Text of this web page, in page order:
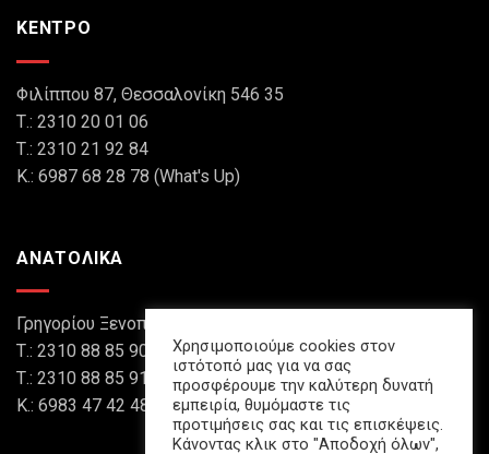
ΚΕΝΤΡΟ
Φιλίππου 87, Θεσσαλονίκη 546 35
Τ.: 2310 20 01 06
Τ.: 2310 21 92 84
Κ.: 6987 68 28 78 (What's Up)
ΑΝΑΤΟΛΙΚΑ
Γρηγορίου Ξενοπούλου 8, Θεσσαλονίκη 546 45
Τ.: 2310 88 85 90
Τ.: 2310 88 85 91
Κ.: 6983 47 42 48 (What's Up)
Χρησιμοποιούμε cookies στον
ιστότοπό μας για να σας
προσφέρουμε την καλύτερη δυνατή
εμπειρία, θυμόμαστε τις
προτιμήσεις σας και τις επισκέψεις.
Κάνοντας κλικ στο "Αποδοχή όλων",